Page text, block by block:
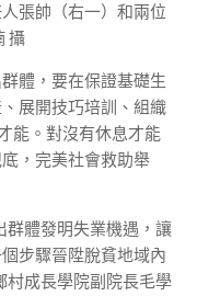
張帥（右一）和兩位
攝
體，要在保證基礎生
展開技巧培訓、組織
能。對沒有休息才能
，完美社會救助舉
群體發明失業機遇，讓
步驟晉陞脫貧地域內
村成長學院副院長毛學